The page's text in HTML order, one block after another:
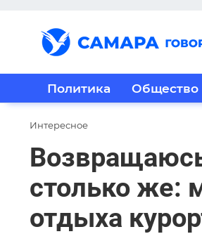
Политика Общество
Интересное
столько же:
отдыха